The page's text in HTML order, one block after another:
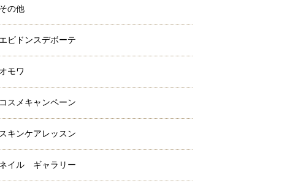
その他
エビドンスデボーテ
オモワ
コスメキャンペーン
スキンケアレッスン
ネイル ギャラリー